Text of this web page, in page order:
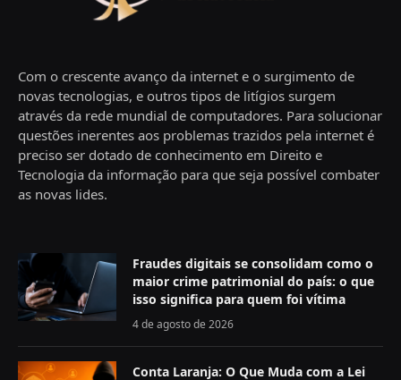
Com o crescente avanço da internet e o surgimento de
novas tecnologias, e outros tipos de litígios surgem
através da rede mundial de computadores. Para solucionar
questões inerentes aos problemas trazidos pela internet é
preciso ser dotado de conhecimento em Direito e
Tecnologia da informação para que seja possível combater
as novas lides.
Fraudes digitais se consolidam como o
maior crime patrimonial do país: o que
isso significa para quem foi vítima
4 de agosto de 2026
Conta Laranja: O Que Muda com a Lei